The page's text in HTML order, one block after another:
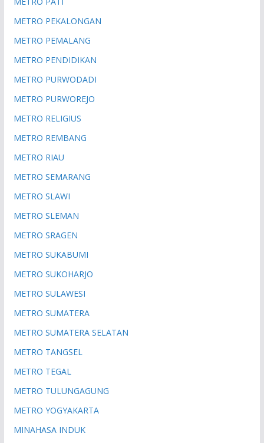
METRO PEKALONGAN
METRO PEMALANG
METRO PENDIDIKAN
METRO PURWODADI
METRO PURWOREJO
METRO RELIGIUS
METRO REMBANG
METRO RIAU
METRO SEMARANG
METRO SLAWI
METRO SLEMAN
METRO SRAGEN
METRO SUKABUMI
METRO SUKOHARJO
METRO SULAWESI
METRO SUMATERA
METRO SUMATERA SELATAN
METRO TANGSEL
METRO TEGAL
METRO TULUNGAGUNG
METRO YOGYAKARTA
MINAHASA INDUK